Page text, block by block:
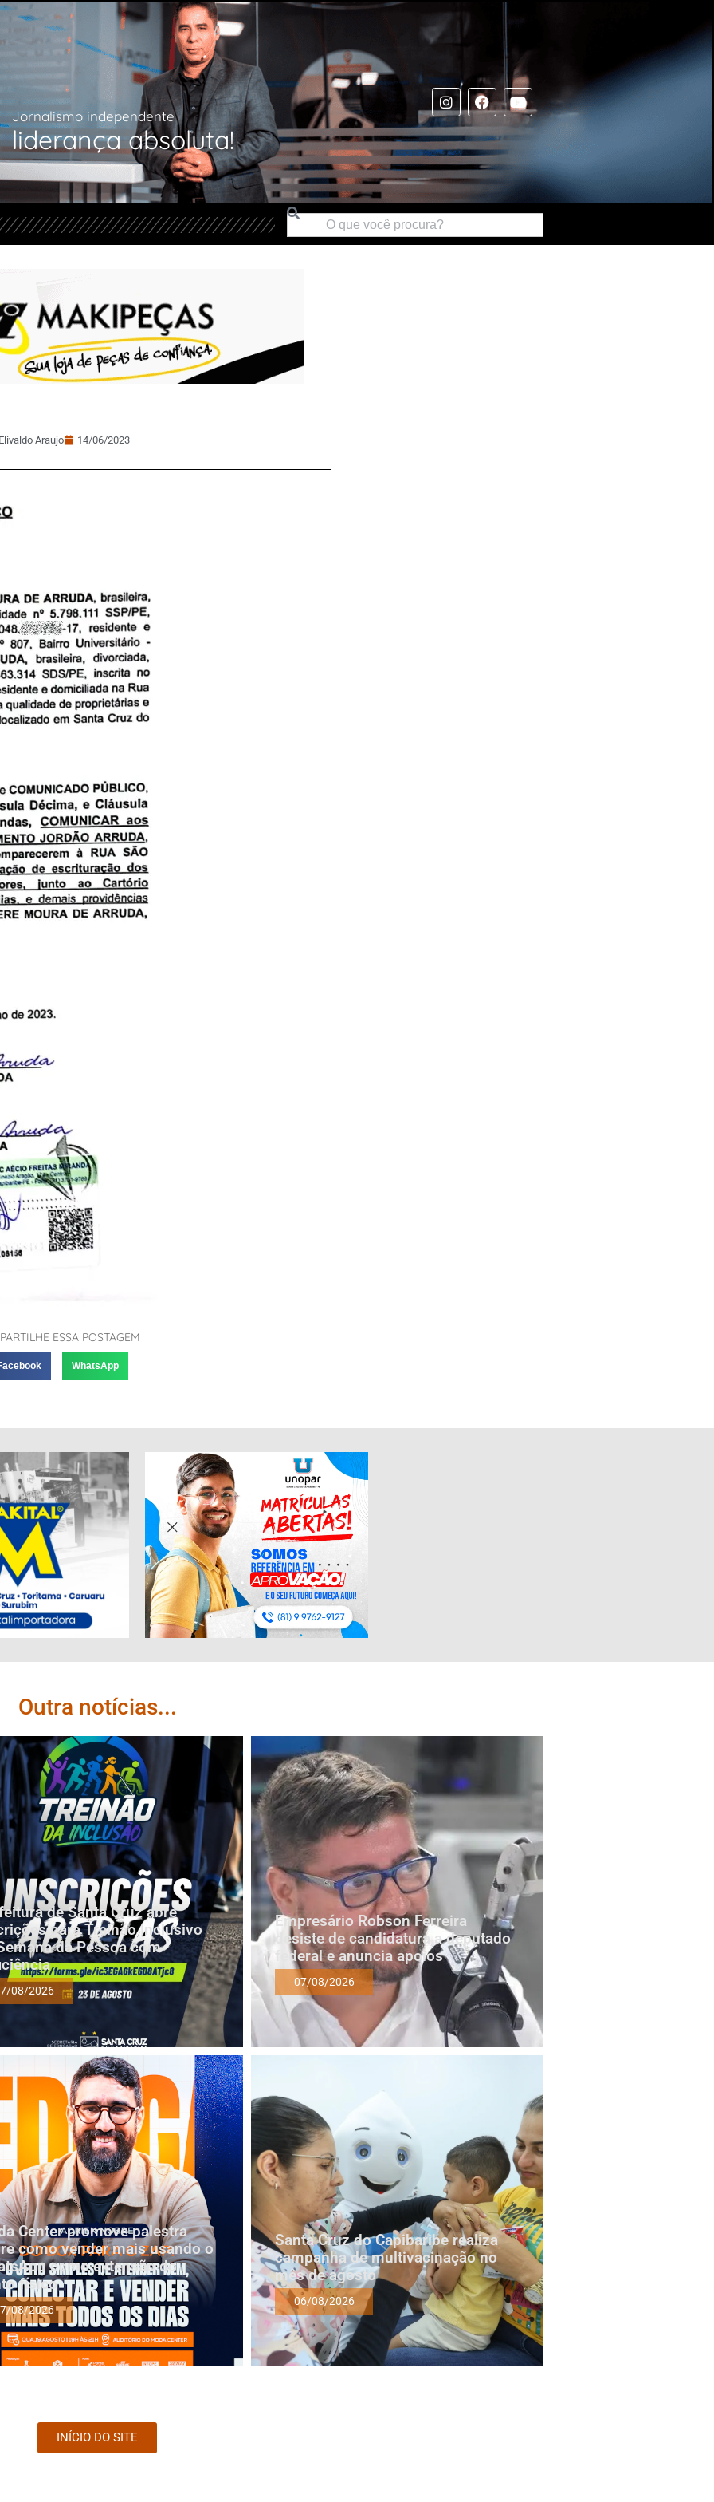
Jornalismo independente
liderança absoluta!
Araujo 14/06/2023
ESSA POSTAGEM
WhatsApp
Outra notícias...
de Santa Cruz abre
para Treinão Inclusivo
da Pessoa com
08/2026
Empresário Robson Ferreira
desiste de candidatura a deputado
federal e anuncia apoios
07/08/2026
Center promove palestra
como vender mais usando o
como extensão do
físico
08/2026
Santa Cruz do Capibaribe realiza
campanha de multivacinação no
mês de agosto
06/08/2026
INÍCIO DO SITE